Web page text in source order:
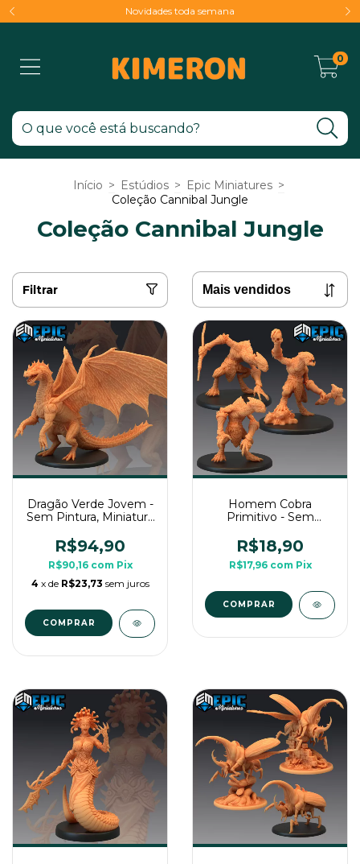
Novidades toda semana
0
Início > Estúdios > Epic Miniatures >
Coleção Cannibal Jungle
Coleção Cannibal Jungle
Filtrar
Dragão Verde Jovem -
Sem Pintura, Miniatura
de Mesa
R$94,90
R$90,16 com Pix
4 x de R$23,73 sem juros
Homem Cobra
Primitivo - Sem
Grande Para Rpg de
Mesa
R$18,90
R$17,96 com Pix
COMPRAR